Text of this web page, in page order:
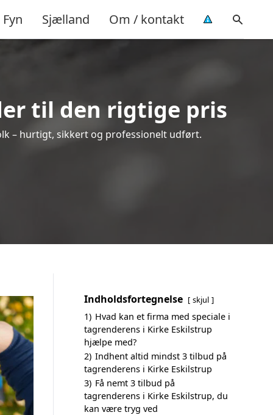
Fyn Sjælland Om / kontakt
til den rigtige pris
– hurtigt, sikkert og professionelt udført.
Indholdsfortegnelse skjul
1) Hvad kan et firma med speciale i
tagrenderens i Kirke Eskilstrup
hjælpe med?
2) Indhent altid mindst 3 tilbud på
tagrenderens i Kirke Eskilstrup
3) Få nemt 3 tilbud på
tagrenderens i Kirke Eskilstrup, du
kan være tryg ved